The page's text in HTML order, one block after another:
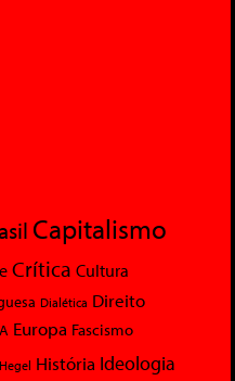
Capitalismo
Crítica Cultura
Dialética Direito
Europa Fascismo
Hegel História Ideologia